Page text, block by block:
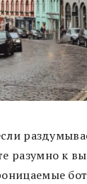
разумно к